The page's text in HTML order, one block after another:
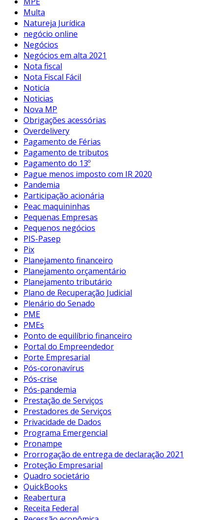
Multa
Natureja Jurídica
negócio online
Negócios
Negócios em alta 2021
Nota fiscal
Nota Fiscal Fácil
Noticía
Noticias
Nova MP
Obrigações acessórias
Overdelivery
Pagamento de Férias
Pagamento de tributos
Pagamento do 13º
Pague menos imposto com IR 2020
Pandemia
Participação acionária
Peac maquininhas
Pequenas Empresas
Pequenos negócios
PIS-Pasep
Pix
Planejamento financeiro
Planejamento orçamentário
Planejamento tributário
Plano de Recuperação Judicial
Plenário do Senado
PME
PMEs
Ponto de equilíbrio financeiro
Portal do Empreendedor
Porte Empresarial
Pós-coronavírus
Pós-crise
Pós-pandemia
Prestação de Serviços
Prestadores de Serviços
Privacidade de Dados
Programa Emergencial
Pronampe
Prorrogação de entrega de declaração 2021
Proteção Empresarial
Quadro societário
QuickBooks
Reabertura
Receita Federal